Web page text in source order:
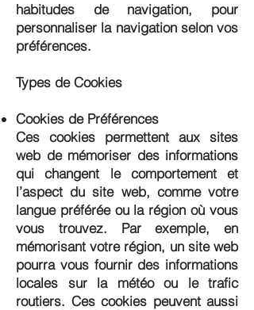
habitudes de navigation, pour
personnaliser la navigation selon vos
préférences.
Types de Cookies
Cookies de Préférences
Ces cookies permettent aux sites
web de mémoriser des informations
qui changent le comportement et
l’aspect du site web, comme votre
langue préférée ou la région où vous
vous trouvez. Par exemple, en
mémorisant votre région, un site web
pourra vous fournir des informations
locales sur la météo ou le trafic
routiers. Ces cookies peuvent aussi